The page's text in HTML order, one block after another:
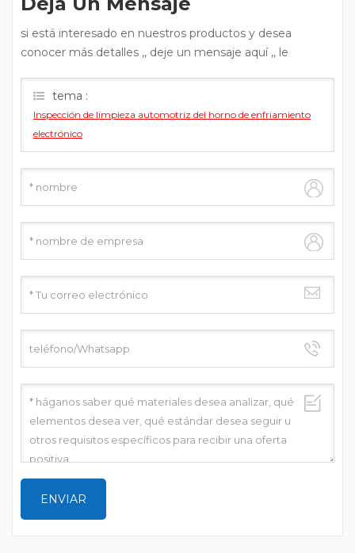
si está interesado en nuestros productos y desea
conocer más detalles ,, deje un mensaje aquí ,, le
tema :
Inspección de limpieza automotriz del horno de enfriamiento
electrónico